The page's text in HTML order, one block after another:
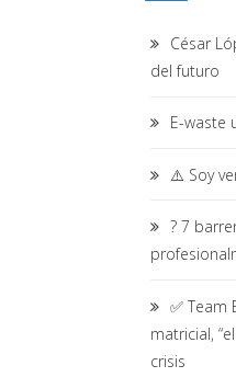
César
del futuro
E-waste
⚠️ Soy
? 7
✅ Team
matricial,
crisis